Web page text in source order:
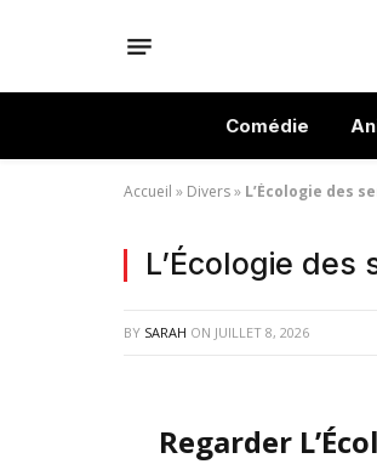
Comédie
Accueil » Divers» L’Écologie des
L’Écologie des
BY SARAH ON JUILLET 8, 2026
Regarder